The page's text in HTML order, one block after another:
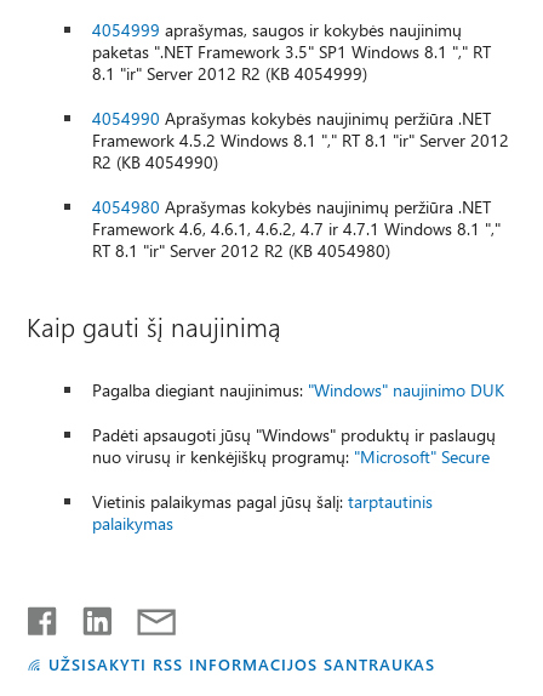
4054999 aprašymas, saugos ir kokybės naujinimų
paketas ".NET Framework 3.5" SP1 Windows 8.1 "," RT
8.1 "ir" Server 2012 R2 (KB 4054999)
4054990 Aprašymas kokybės naujinimų peržiūra .NET
Framework 4.5.2 Windows 8.1 "," RT 8.1 "ir" Server 2012
R2 (KB 4054990)
4054980 Aprašymas kokybės naujinimų peržiūra .NET
Framework 4.6, 4.6.1, 4.6.2, 4.7 ir 4.7.1 Windows 8.1 ","
RT 8.1 "ir" Server 2012 R2 (KB 4054980)
Kaip gauti šį naujinimą
Pagalba diegiant naujinimus: "Windows" naujinimo DUK
Padėti apsaugoti jūsų "Windows" produktų ir paslaugų
nuo virusų ir kenkėjiškų programų: "Microsoft" Secure
Vietinis palaikymas pagal jūsų šalį:tarptautinis
palaikymas
UŽSISAKYTI RSS INFORMACIJOS SANTRAUKAS